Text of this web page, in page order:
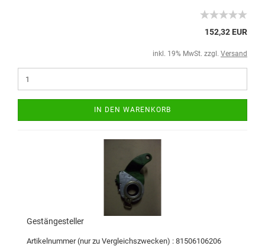
152,32 EUR
inkl. 19% MwSt. zzgl. Versand
IN DEN WARENKORB
Gestängesteller
Artikelnummer (nur zu Vergleichszwecken) : 81506106206